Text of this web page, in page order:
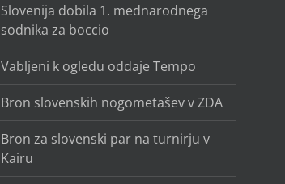
Slovenija dobila 1. mednarodnega
sodnika za boccio
Vabljeni k ogledu oddaje Tempo
Bron slovenskih nogometašev v ZDA
Bron za slovenski par na turnirju v
Kairu